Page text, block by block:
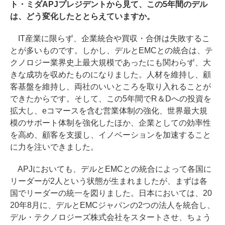
ト・ミダAPJプレジデントから見て、この5年間のデル
は、どう変化したととらえていますか。
IT産業に限らず、企業統合や買収・合併は失敗するこ
とが多いものです。しかし、デルとEMCとの統合は、テ
クノロジー業界史上最大規模であったにも関わらず、大
きな成功を収めたものになりました。人材を維持し、顧
客基盤を維持し、両社のいいところを取り入れることが
できたからです。そして、この5年間でR＆Dへの投資を
拡大し、eコマースを含む営業体制の強化、世界最大規
模のサポート体制を強化したほか、企業としての効率性
を高め、顧客を支援し、イノベーションを加速すること
に力を注いできました。
APJにおいても、デルとEMCとの統合によって各国に
リーダーが2人という状態が生まれましたが、まずは各
国でリーダーの統一を図りました。日本においては、20
20年8月に、デルとEMCジャパンの2つの法人を統合し、
デル・テクノロジーズ株式会社をスタートさせ、ちょう